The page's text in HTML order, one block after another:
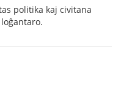
politika kaj civitana